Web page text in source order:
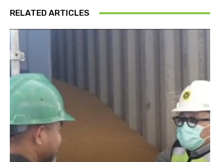
RELATED ARTICLES